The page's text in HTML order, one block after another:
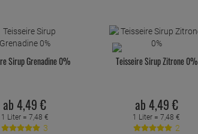
Sirup Grenadine 0%
ab 4,49 €
1 Liter = 7,48 €
3
Teisseire Sirup Zitrone 0%
ab 4,49 €
1 Liter =7,48 €
2